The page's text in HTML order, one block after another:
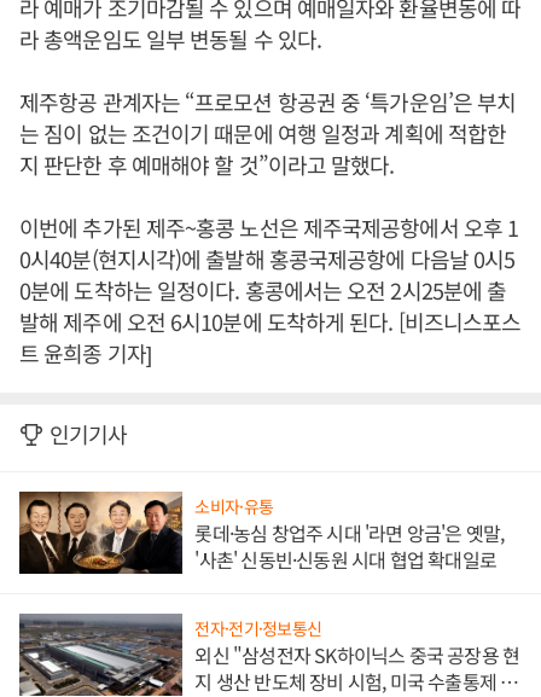
라 예매가 조기마감될 수 있으며 예매일자와 환율변동에 따
라 총액운임도 일부 변동될 수 있다.
제주항공 관계자는 “프로모션 항공권 중 ‘특가운임’은 부치
는 짐이 없는 조건이기 때문에 여행 일정과 계획에 적합한
지 판단한 후 예매해야 할 것”이라고 말했다.
이번에 추가된 제주~홍콩 노선은 제주국제공항에서 오후 1
0시40분(현지시각)에 출발해 홍콩국제공항에 다음날 0시5
0분에 도착하는 일정이다. 홍콩에서는 오전 2시25분에 출
발해 제주에 오전 6시10분에 도착하게 된다. [비즈니스포스
트 윤희종 기자]
인기기사
소비자·유통
롯데·농심 창업주 시대 '라면 앙금'은 옛말,
'사촌' 신동빈·신동원 시대 협업 확대일로
전자·전기·정보통신
외신 "삼성전자 SK하이닉스 중국 공장용 현
지 생산 반도체 장비 시험, 미국 수출통제 대